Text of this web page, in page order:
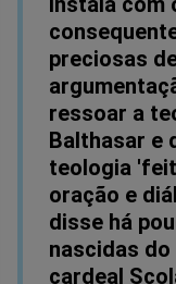
preciosas
ressoar a
Balthasar e
teologia
oração e
disse há
nascidas
cardeal